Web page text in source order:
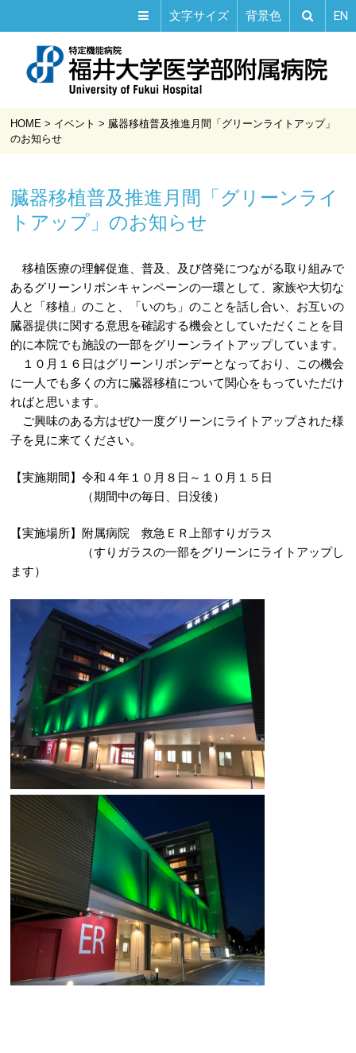
文字サイズ 背景色 EN
HOME > イベント > 臓器移植普及推進月間「グリーンライトアップ」
のお知らせ
臓器移植普及推進月間「グリーンライ
トアップ」のお知らせ
移植医療の理解促進、普及、及び啓発につながる取り組みで
あるグリーンリボンキャンペーンの一環として、家族や大切な
人と「移植」のこと、「いのち」のことを話し合い、お互いの
臓器提供に関する意思を確認する機会としていただくことを目
的に本院でも施設の一部をグリーンライトアップしています。
１０月１６日はグリーンリボンデーとなっており、この機会
に一人でも多くの方に臓器移植について関心をもっていただけ
ればと思います。
ご興味のある方はぜひ一度グリーンにライトアップされた様
子を見に来てください。
【実施期間】令和４年１０月８日～１０月１５日
（期間中の毎日、日没後）
【実施場所】附属病院 救急ＥＲ上部すりガラス
（すりガラスの一部をグリーンにライトアップし
ます）